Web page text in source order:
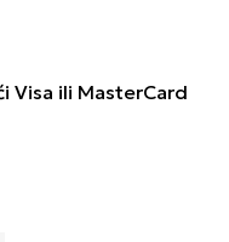
Visa ili MasterCard